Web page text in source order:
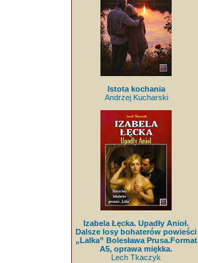
Istota kochania
Andrzej Kucharski
Izabela Łęcka. Upadły Anioł.
Dalsze losy bohaterów powieści
„Lalka” Bolesława Prusa.Format
A5, oprawa miękka.
Lech Tkaczyk